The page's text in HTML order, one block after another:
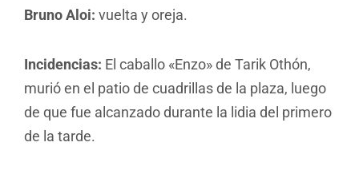
Bruno Aloi: vuelta y oreja.
Incidencias: El caballo «Enzo» de Tarik Othón,
murió en el patio de cuadrillas de la plaza, luego
de que fue alcanzado durante la lidia del primero
de la tarde.